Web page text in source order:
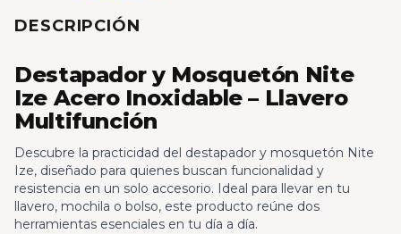
DESCRIPCIÓN
Destapador y Mosquetón Nite
Ize Acero Inoxidable – Llavero
Multifunción
Descubre la practicidad del destapador y mosquetón Nite
Ize, diseñado para quienes buscan funcionalidad y
resistencia en un solo accesorio. Ideal para llevar en tu
llavero, mochila o bolso, este producto reúne dos
herramientas esenciales en tu día a día.